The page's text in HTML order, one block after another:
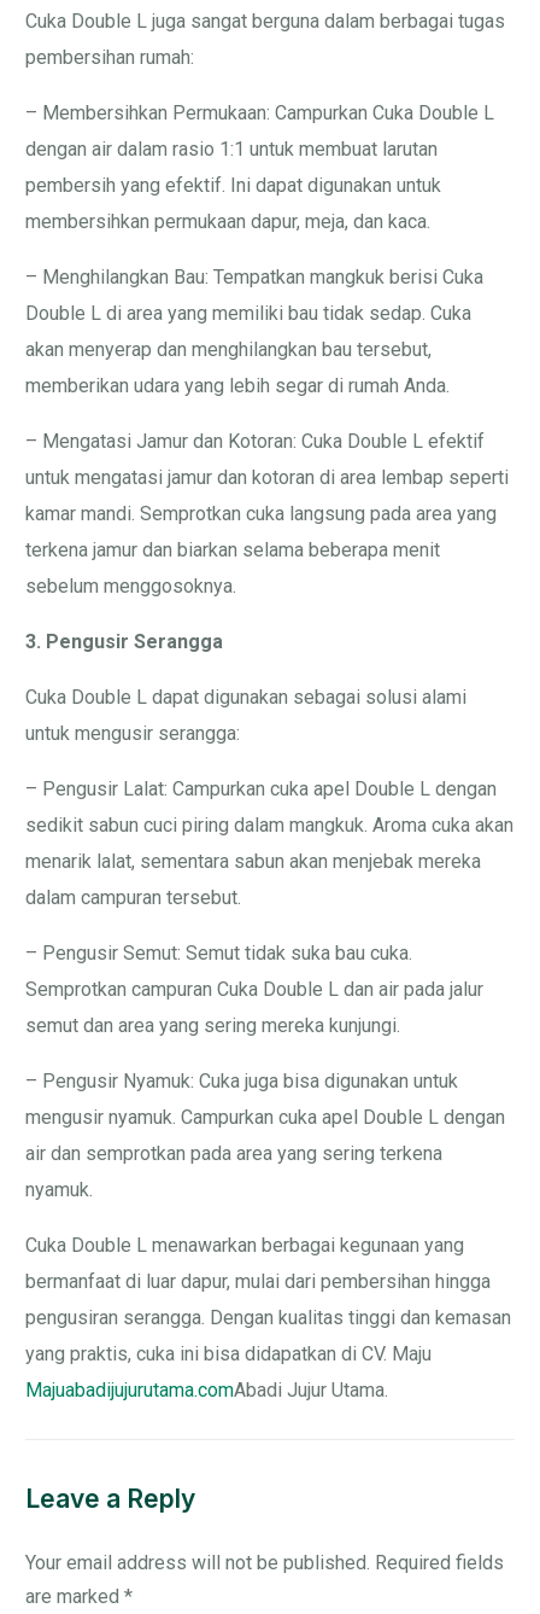
Cuka Double L juga sangat berguna dalam berbagai tugas
pembersihan rumah:
– Membersihkan Permukaan: Campurkan Cuka Double L
dengan air dalam rasio 1:1 untuk membuat larutan
pembersih yang efektif. Ini dapat digunakan untuk
membersihkan permukaan dapur, meja, dan kaca.
– Menghilangkan Bau: Tempatkan mangkuk berisi Cuka
Double L di area yang memiliki bau tidak sedap. Cuka
akan menyerap dan menghilangkan bau tersebut,
memberikan udara yang lebih segar di rumah Anda.
– Mengatasi Jamur dan Kotoran: Cuka Double L efektif
untuk mengatasi jamur dan kotoran di area lembap seperti
kamar mandi. Semprotkan cuka langsung pada area yang
terkena jamur dan biarkan selama beberapa menit
sebelum menggosoknya.
3. Pengusir Serangga
Cuka Double L dapat digunakan sebagai solusi alami
untuk mengusir serangga:
– Pengusir Lalat: Campurkan cuka apel Double L dengan
sedikit sabun cuci piring dalam mangkuk. Aroma cuka akan
menarik lalat, sementara sabun akan menjebak mereka
dalam campuran tersebut.
– Pengusir Semut: Semut tidak suka bau cuka.
Semprotkan campuran Cuka Double L dan air pada jalur
semut dan area yang sering mereka kunjungi.
– Pengusir Nyamuk: Cuka juga bisa digunakan untuk
mengusir nyamuk. Campurkan cuka apel Double L dengan
air dan semprotkan pada area yang sering terkena
nyamuk.
Cuka Double L menawarkan berbagai kegunaan yang
bermanfaat di luar dapur, mulai dari pembersihan hingga
pengusiran serangga. Dengan kualitas tinggi dan kemasan
yang praktis, cuka ini bisa didapatkan di CV. Maju
Majuabadijujurutama.comAbadi Jujur Utama.
Leave a Reply
Your email address will not be published. Required fields
are marked*